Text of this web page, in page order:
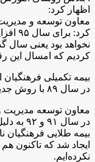
اظهار کرد:
معاون توسعه و
کردیم که امسال این رقم حدود ۱۷ هزار
در سال ۸۹ با روش جدید بیمه طلایی ادامه یافت.
معاون توسعه
در سال
بیمه طلایی فرهنگیان
ایجاد شد که تاکنون
نکرده‌ایم.